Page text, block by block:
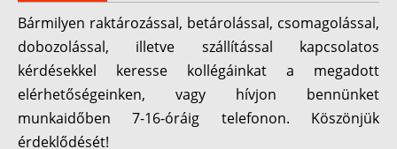
Bármilyen raktározással, betárolással, csomagolással,
dobozolással, illetve szállítással kapcsolatos
kérdésekkel keresse kollégáinkat a megadott
elérhetőségeinken, vagy hívjon bennünket
munkaidőben 7-16-óráig telefonon. Köszönjük
érdeklődését!